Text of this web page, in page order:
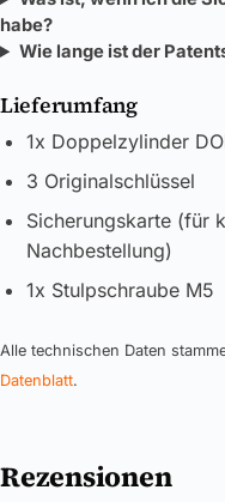
habe?
Wie lange ist der
Lieferumfang
1x Doppelzylinder
3 Originalschlüssel
Sicherungskarte (für
Nachbestellung)
1x Stulpschraube M5
Alle technischen Daten
Datenblatt.
Rezensionen